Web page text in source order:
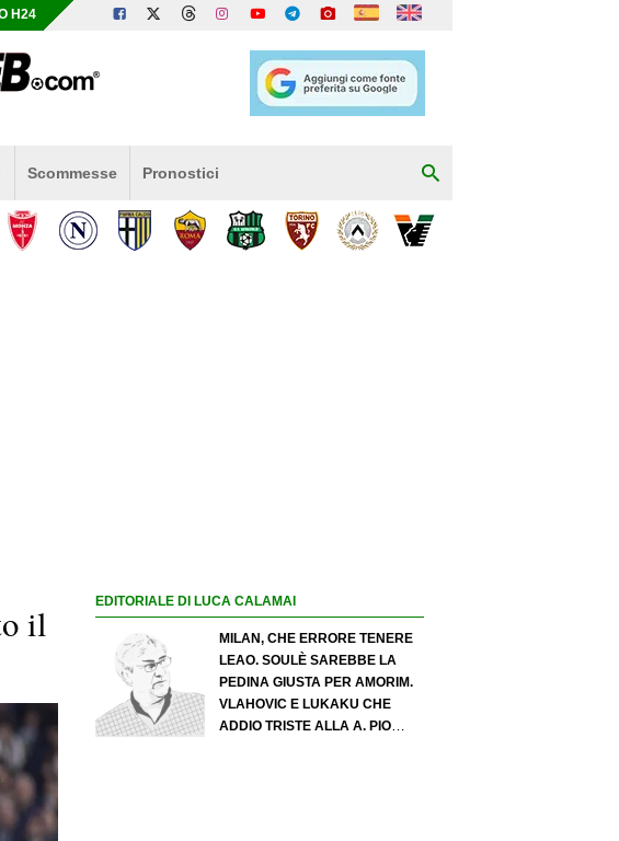
H24
Scommesse Pronostici
il
EDITORIALE DI LUCA CALAMAI
MILAN, CHE ERRORE TENERE
LEAO. SOULÈ SAREBBE LA
PEDINA GIUSTA PER AMORIM.
VLAHOVIC E LUKAKU CHE
ADDIO TRISTE ALLA A. PIO